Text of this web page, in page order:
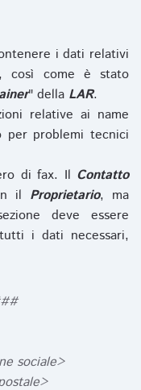
i dati relativi
così come è stato
" della LAR.
relative ai name
problemi tecnici
di fax. Il Contatto
il Proprietario, ma
deve essere
i dati necessari,
sociale>